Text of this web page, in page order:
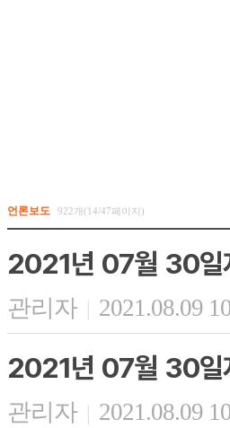
언론보도 922개(14/47페이지)
2021년 07월 30일
관리자 | 2021.08.09
2021년 07월 30일
관리자 | 2021.08.09